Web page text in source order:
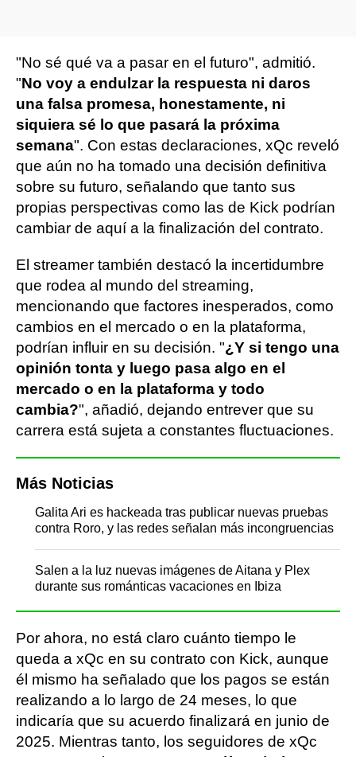
"No sé qué va a pasar en el futuro", admitió.
"No voy a endulzar la respuesta ni daros
una falsa promesa, honestamente, ni
siquiera sé lo que pasará la próxima
semana". Con estas declaraciones, xQc reveló
que aún no ha tomado una decisión definitiva
sobre su futuro, señalando que tanto sus
propias perspectivas como las de Kick podrían
cambiar de aquí a la finalización del contrato.
El streamer también destacó la incertidumbre
que rodea al mundo del streaming,
mencionando que factores inesperados, como
cambios en el mercado o en la plataforma,
podrían influir en su decisión. "¿Y si tengo una
opinión tonta y luego pasa algo en el
mercado o en la plataforma y todo
cambia?", añadió, dejando entrever que su
carrera está sujeta a constantes fluctuaciones.
Más Noticias
Galita Ari es hackeada tras publicar nuevas pruebas
contra Roro, y las redes señalan más incongruencias
Salen a la luz nuevas imágenes de Aitana y Plex
durante sus románticas vacaciones en Ibiza
Por ahora, no está claro cuánto tiempo le
queda a xQc en su contrato con Kick, aunque
él mismo ha señalado que los pagos se están
realizando a lo largo de 24 meses, lo que
indicaría que su acuerdo finalizará en junio de
2025. Mientras tanto, los seguidores de xQc